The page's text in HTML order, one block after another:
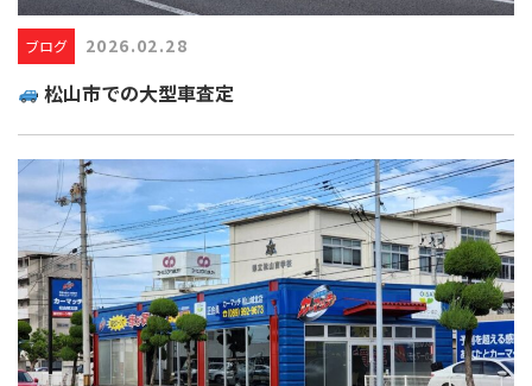
ブログ 2026.02.28
松山市での大型車査定